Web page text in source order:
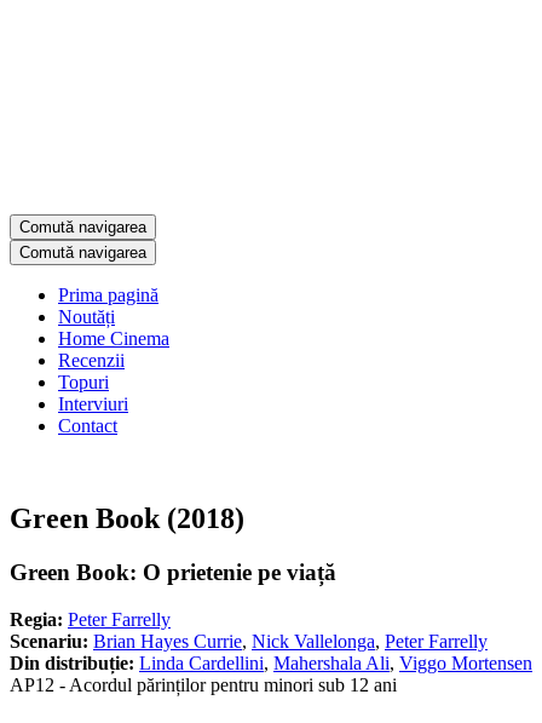
Comută navigarea
Comută navigarea
Prima pagină
Noutăți
Home Cinema
Recenzii
Topuri
Interviuri
Contact
Green Book (2018)
Green Book: O prietenie pe viață
Regia: Peter Farrelly
Scenariu: Brian Hayes Currie, Nick Vallelonga, Peter Farrelly
Din distribuție: Linda Cardellini, Mahershala Ali, Viggo Mortensen
AP12 - Acordul părinților pentru minori sub 12 ani